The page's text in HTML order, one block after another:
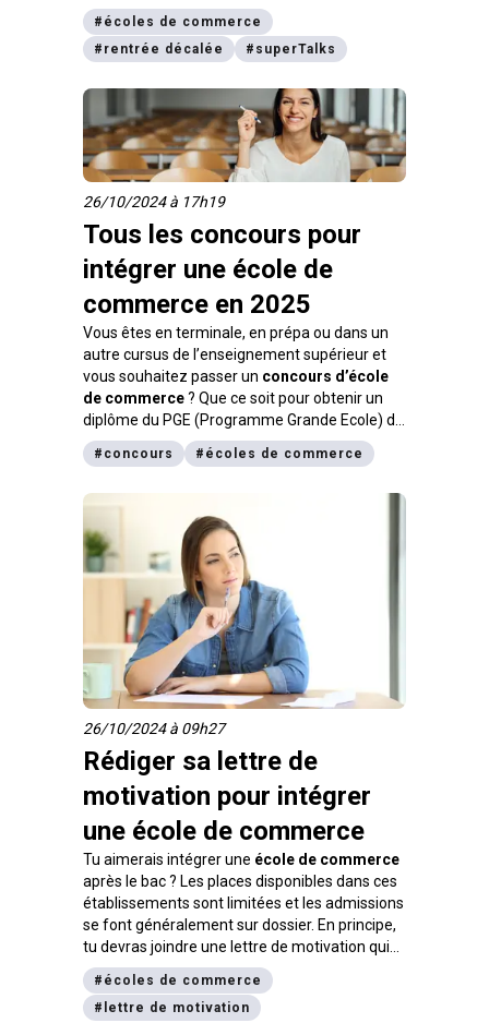
d’une table ronde, mardi 10 septembre 2024 à
18 h sur notre chaîne YouTube digiSchool
Orientation. Retrouve plus d’infos juste en
# écoles de commerce
# rentrée décalée # superTalks
26/10/2024 à 17h19
Tous les concours pour
intégrer une école de
commerce en 2025
Vous êtes en terminale, en prépa ou dans un
autre cursus de l’enseignement supérieur et
vous souhaitez passer un concours d’école
de commerce? Que ce soit pour obtenir un
diplôme du PGE (Programme Grande Ecole) de
niveau Bac+5, un BBA (Bachelor of Business
Administration) de niveau Bac+4 ou un
tout vous renseigner sur les concours d’entrée.
Une procédure bien spécifique est accordée à
chaque concours d’école de commerce. Ainsi,
les épreuves varient, les conditions
d’admissions diffèrent et les coefficients
évoluent selon les établissements. Pour en
savoir plus sur le sujet, suivez notre guide.
# concours # écoles de commerce
26/10/2024 à 09h27
Rédiger sa lettre de
motivation pour intégrer
une école de commerce
Tu aimerais intégrer une école de commerce
après le bac ? Les places disponibles dans ces
établissements sont limitées et les admissions
se font généralement sur dossier. En principe,
tu devras joindre une lettre de motivation qui
sera prise en compte lors de la sélection des
candidats. Afin de mettre toutes les chances
de ton côté, nous te donnons de précieux
# écoles de commerce
# lettre de motivation